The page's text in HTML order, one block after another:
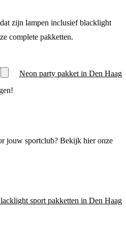
zijn lampen inclusief blacklight
complete pakketten.
Neon party pakket in Den Haag
jouw sportclub? Bekijk hier onze
sport pakketten in Den Haag